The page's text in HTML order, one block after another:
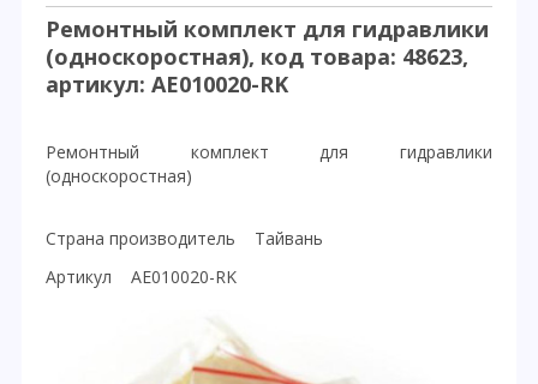
Ремонтный комплект для гидравлики
(односкоростная), код товара: 48623,
артикул: AE010020-RK
Ремонтный комплект для гидравлики
(односкоростная)
Страна производитель Тайвань
Артикул AE010020-RK